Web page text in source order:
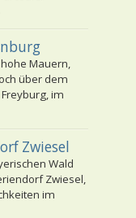
Mauern,
über dem
im
Zwiesel
Wald
Zwiesel,
im